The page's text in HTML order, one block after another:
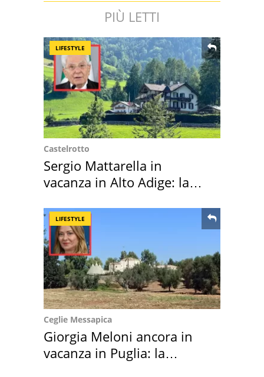
PIÙ LETTI
LIFESTYLE
Castelrotto
Sergio Mattarella in
vacanza in Alto Adige: la
LIFESTYLE
Ceglie Messapica
Giorgia Meloni ancora in
vacanza in Puglia: la